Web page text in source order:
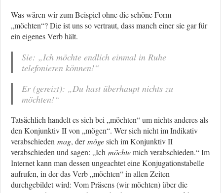
Was wären wir zum Beispiel ohne die schöne Form
„möchten“? Die ist uns so vertraut, dass manch einer sie gar für
ein eigenes Verb hält.
Sie: „Ich möchte endlich einmal in Ruhe
telefonieren können!“
Er (gereizt): „Du hast überhaupt nichts zu
möchten!“
Tatsächlich handelt es sich bei „möchten“ um nichts anderes als
den Konjunktiv II von „mögen“. Wer sich nicht im Indikativ
verabschiedenmag, dermögesich im Konjunktiv II
verabschieden und sagen: „Ichmöchtemich verabschieden.“ Im
Internet kann man dessen ungeachtet eine Konjugationstabelle
aufrufen, in der das Verb „möchten“ in allen Zeiten
durchgebildet wird: Vom Präsens (wir möchten) über die